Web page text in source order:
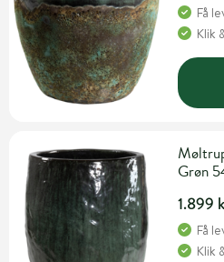
Få
Klik
Grøn
1.899
Få
Klik